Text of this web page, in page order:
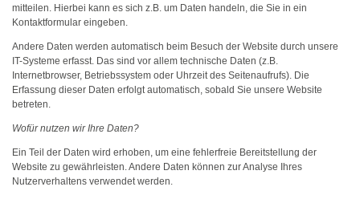
mitteilen. Hierbei kann es sich z.B. um Daten handeln, die Sie in ein
Kontaktformular eingeben.
Andere Daten werden automatisch beim Besuch der Website durch unsere
IT-Systeme erfasst. Das sind vor allem technische Daten (z.B.
Internetbrowser, Betriebssystem oder Uhrzeit des Seitenaufrufs). Die
Erfassung dieser Daten erfolgt automatisch, sobald Sie unsere Website
betreten.
Wofür nutzen wir Ihre Daten?
Ein Teil der Daten wird erhoben, um eine fehlerfreie Bereitstellung der
Website zu gewährleisten. Andere Daten können zur Analyse Ihres
Nutzerverhaltens verwendet werden.